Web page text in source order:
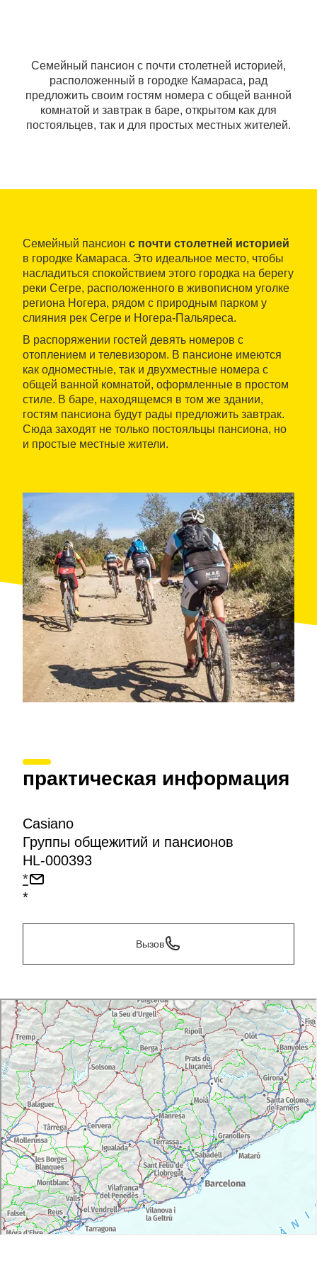
Семейный пансион с почти столетней историей,
расположенный в городке Камараса, рад
предложить своим гостям номера с общей ванной
комнатой и завтрак в баре, открытом как для
постояльцев, так и для простых местных жителей.
Семейный пансион с почти столетней историей
в городке Камараса. Это идеальное место, чтобы
насладиться спокойствием этого городка на берегу
реки Сегре, расположенного в живописном уголке
региона Ногера, рядом с природным парком у
слияния рек Сегре и Ногера-Пальяреса.
В распоряжении гостей девять номеров с
отоплением и телевизором. В пансионе имеются
как одноместные, так и двухместные номера с
общей ванной комнатой, оформленные в простом
стиле. В баре, находящемся в том же здании,
гостям пансиона будут рады предложить завтрак.
Сюда заходят не только постояльцы пансиона, но
и простые местные жители.
практическая информация
Casiano
Группы общежитий и пансионов
HL-000393
*
*
Вызов